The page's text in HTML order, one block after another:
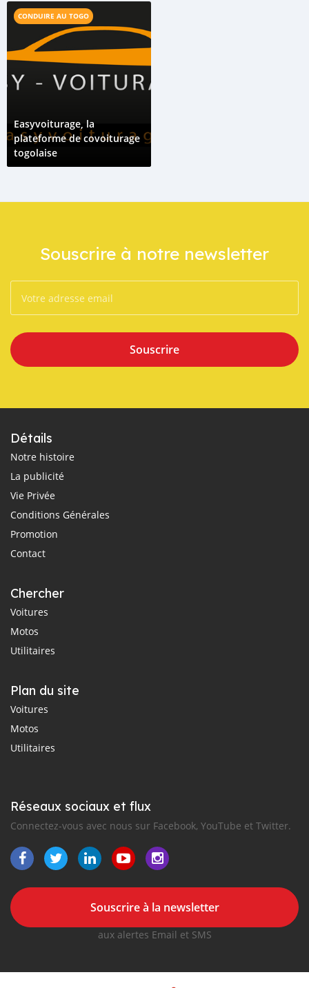
CONDUIRE AU TOGO
Easyvoiturage, la
plateforme de covoiturage
togolaise
Souscrire à notre newsletter
Souscrire
Détails
Notre histoire
La publicité
Vie Privée
Conditions Générales
Promotion
Contact
Chercher
Voitures
Motos
Utilitaires
Plan du site
Voitures
Motos
Utilitaires
Réseaux sociaux et flux
Connectez-vous avec nous sur Facebook, YouTube et Twitter.
Souscrire à la newsletter
aux alertes Email et SMS